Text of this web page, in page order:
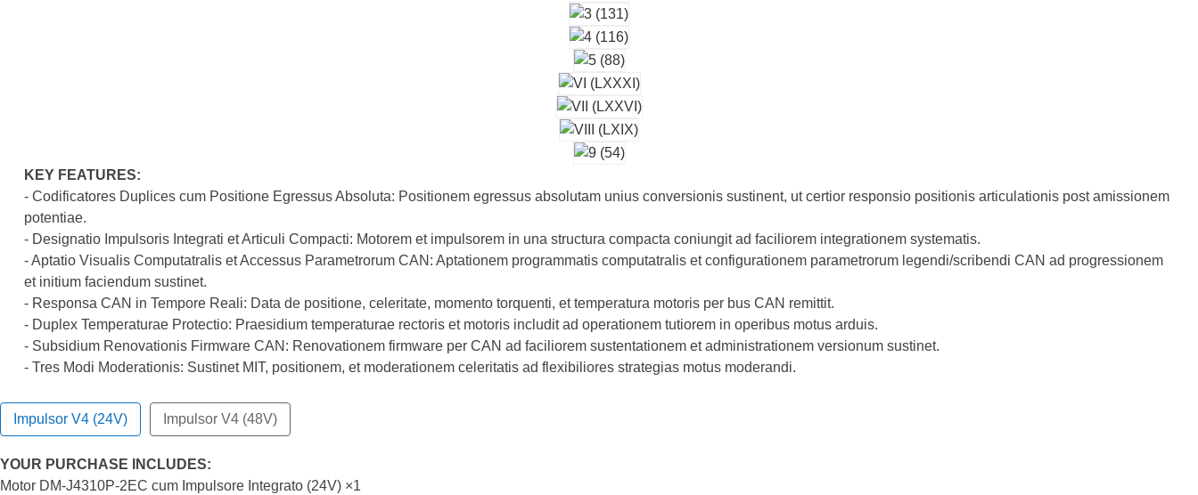
KEY FEATURES:
- Codificatores Duplices cum Positione Egressus Absoluta: Positionem egressus absolutam unius conversionis sustinent, ut certior responsio positionis articulationis post amissionem
potentiae.
- Designatio Impulsoris Integrati et Articuli Compacti: Motorem et impulsorem in una structura compacta coniungit ad faciliorem integrationem systematis.
- Aptatio Visualis Computatralis et Accessus Parametrorum CAN: Aptationem programmatis computatralis et configurationem parametrorum legendi/scribendi CAN ad progressionem
et initium faciendum sustinet.
- Responsa CAN in Tempore Reali: Data de positione, celeritate, momento torquenti, et temperatura motoris per bus CAN remittit.
- Duplex Temperaturae Protectio: Praesidium temperaturae rectoris et motoris includit ad operationem tutiorem in operibus motus arduis.
- Subsidium Renovationis Firmware CAN: Renovationem firmware per CAN ad faciliorem sustentationem et administrationem versionum sustinet.
- Tres Modi Moderationis: Sustinet MIT, positionem, et moderationem celeritatis ad flexibiliores strategias motus moderandi.
Impulsor V4 (24V) Impulsor V4 (48V)
YOUR PURCHASE INCLUDES:
Motor DM-J4310P-2EC cum Impulsore Integrato (24V) ×1